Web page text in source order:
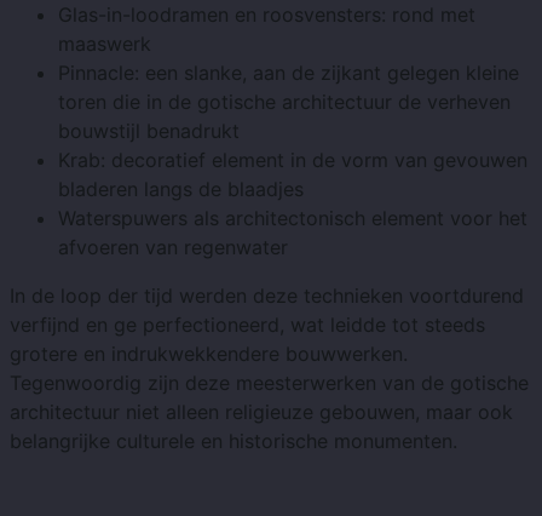
Glas-in-loodramen en roosvensters: rond met
maaswerk
Pinnacle: een slanke, aan de zijkant gelegen kleine
toren die in de gotische architectuur de verheven
bouwstijl benadrukt
Krab: decoratief element in de vorm van gevouwen
bladeren langs de blaadjes
Waterspuwers als architectonisch element voor het
afvoeren van regenwater
In de loop der tijd werden deze technieken voortdurend
verfijnd en ge perfectioneerd, wat leidde tot steeds
grotere en indrukwekkendere bouwwerken.
Tegenwoordig zijn deze meesterwerken van de gotische
architectuur niet alleen religieuze gebouwen, maar ook
belangrijke culturele en historische monumenten.